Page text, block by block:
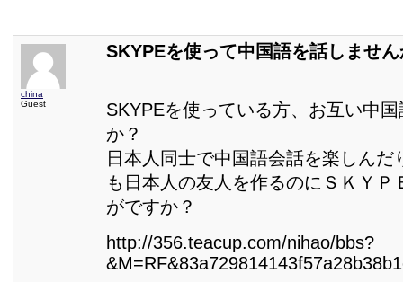
china
Guest
SKYPEを使って中国語を話しませ
SKYPEを使っている方、お互い中
か？
日本人同士で中国語会話を楽しんだ
も日本人の友人を作るのにＳＫＹＰ
がですか？
http://356.teacup.com/nihao/bbs?